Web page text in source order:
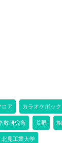
ロア カラオケボック
数研究所 荒野
北見工業大学